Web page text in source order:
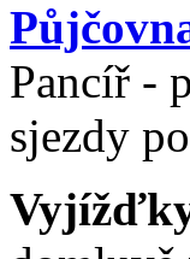
Pancíř -
sjezdy